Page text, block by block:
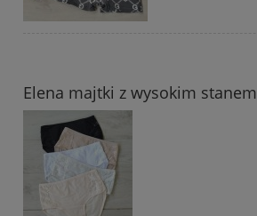
Elena majtki z wysokim stanem